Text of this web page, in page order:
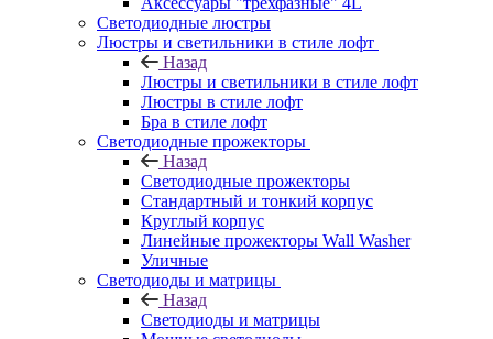
Светодиодные люстры
Люстры и светильники в стиле лофт
Назад
Люстры и светильники в стиле лофт
Люстры в стиле лофт
Бра в стиле лофт
Светодиодные прожекторы
Назад
Светодиодные прожекторы
Стандартный и тонкий корпус
Круглый корпус
Линейные прожекторы Wall Washer
Уличные
Светодиоды и матрицы
Назад
Светодиоды и матрицы